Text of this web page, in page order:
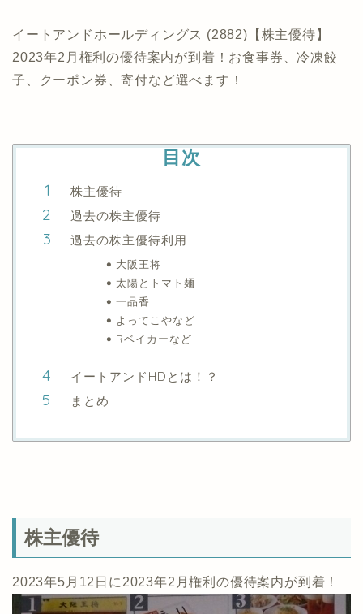
イートアンドホールディングス (2882)【株主優待】
2023年2月権利の優待案内が到着！お食事券、冷凍餃
子、クーポン券、寄付など選べます！
目次
株主優待
過去の株主優待
過去の株主優待利用
大阪王将
太陽とトマト麺
一品香
よってこやなど
Rベイカーなど
イートアンドHDとは！？
まとめ
株主優待
2023年5月12日に2023年2月権利の優待案内が到着！